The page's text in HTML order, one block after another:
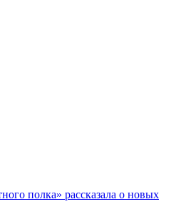
полка» рассказала о новых